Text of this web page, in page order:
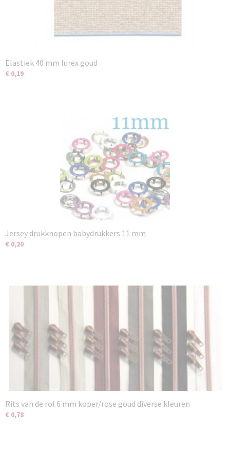
Elastiek 40 mm lurex goud
€ 0,19
Jersey drukknopen babydrukkers 11 mm
€ 0,20
Rits van de rol 6 mm koper/rose goud diverse kleuren
€ 0,78